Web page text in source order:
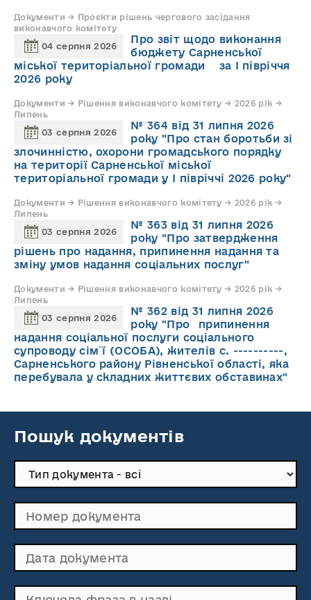
Документи → Проєкти рішень чергового засідання
виконавчого комітету
04 серпня 2026
Про звіт щодо виконання
бюджету Сарненської
міської територіальної громади за І півріччя
2026 року
Документи → Рішення виконавчого комітету → 2026 рік →
Липень
03 серпня 2026
№ 364 від 31 липня 2026
року "Про стан боротьби зі
злочинністю, охорони громадського порядку
на території Сарненської міської
територіальної громади у І півріччі 2026 року"
Документи → Рішення виконавчого комітету → 2026 рік →
Липень
03 серпня 2026
№ 363 від 31 липня 2026
року "Про затвердження
рішень про надання, припинення надання та
зміну умов надання соціальних послуг"
Документи → Рішення виконавчого комітету → 2026 рік →
Липень
03 серпня 2026
№ 362 від 31 липня 2026
року "Про припинення
надання соціальної послуги соціального
супроводу cім`ї (ОСОБА), жителів с. ----------,
Сарненського району Рівненської області, яка
перебувала у складних життєвих обставинах"
Пошук документів